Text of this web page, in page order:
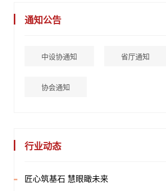
通知公告
中设协通知 省厅通知
协会通知
行业动态
匠心筑基石 慧眼瞰未来